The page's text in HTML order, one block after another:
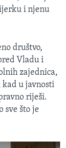
i njenu
društvo,
Vladu i
zajednica,
u javnosti
riješi.
sve što je